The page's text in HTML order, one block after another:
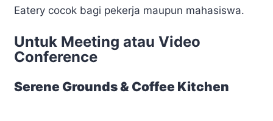
Eatery cocok bagi pekerja maupun mahasiswa.
Untuk Meeting atau Video
Conference
Serene Grounds & Coffee Kitchen